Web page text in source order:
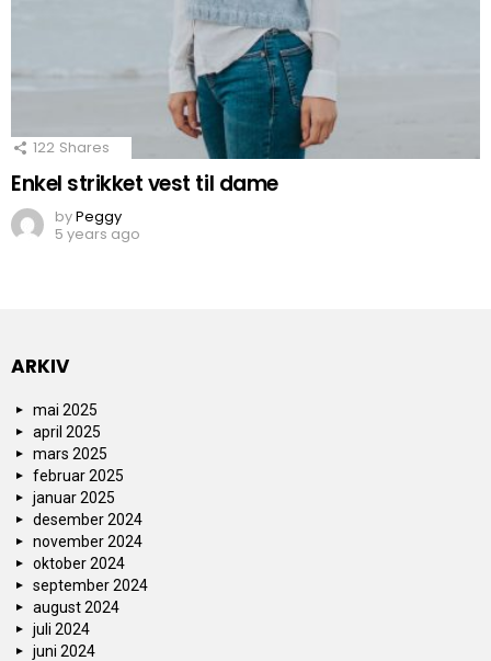
122 Shares
Enkel strikket vest til dame
byPeggy
5 years ago
ARKIV
mai 2025
april 2025
mars 2025
februar 2025
januar 2025
desember 2024
november 2024
oktober 2024
september 2024
august 2024
juli 2024
juni 2024